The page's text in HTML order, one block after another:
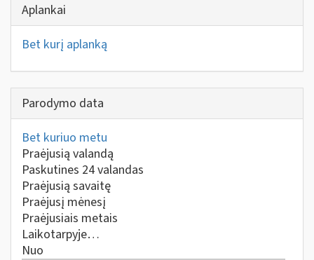
Aplankai
Bet kurį aplanką
Parodymo data
Bet kuriuo metu
Praėjusią valandą
Paskutines 24 valandas
Praėjusią savaitę
Praėjusį mėnesį
Praėjusiais metais
Laikotarpyje…
Nuo